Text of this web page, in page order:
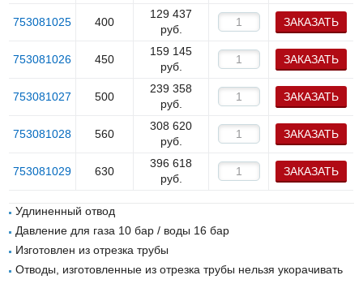
753081025 400
129 437
руб.
ЗАКАЗАТЬ
753081026 450
159 145
руб.
ЗАКАЗАТЬ
753081027 500
239 358
руб.
ЗАКАЗАТЬ
753081028 560
308 620
руб.
ЗАКАЗАТЬ
753081029 630
396 618
руб.
ЗАКАЗАТЬ
Удлиненный отвод
Давление для газа 10 бар / воды 16 бар
Изготовлен из отрезка трубы
Отводы, изготовленные из отрезка трубы нельзя укорачивать